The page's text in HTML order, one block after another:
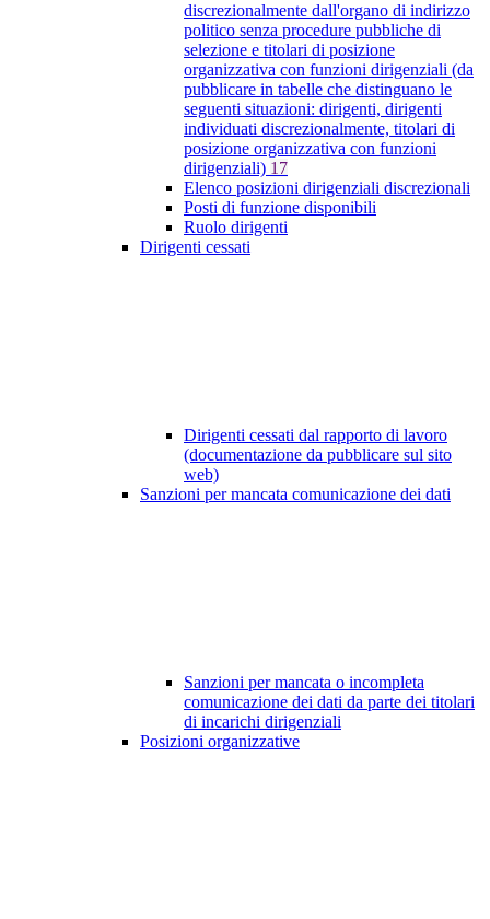
discrezionalmente dall'organo di indirizzo
politico senza procedure pubbliche di
selezione e titolari di posizione
organizzativa con funzioni dirigenziali (da
pubblicare in tabelle che distinguano le
seguenti situazioni: dirigenti, dirigenti
individuati discrezionalmente, titolari di
posizione organizzativa con funzioni
dirigenziali) 17
Elenco posizioni dirigenziali discrezionali
Posti di funzione disponibili
Ruolo dirigenti
Dirigenti cessati
Dirigenti cessati dal rapporto di lavoro
(documentazione da pubblicare sul sito
web)
Sanzioni per mancata comunicazione dei dati
Sanzioni per mancata o incompleta
comunicazione dei dati da parte dei titolari
di incarichi dirigenziali
Posizioni organizzative